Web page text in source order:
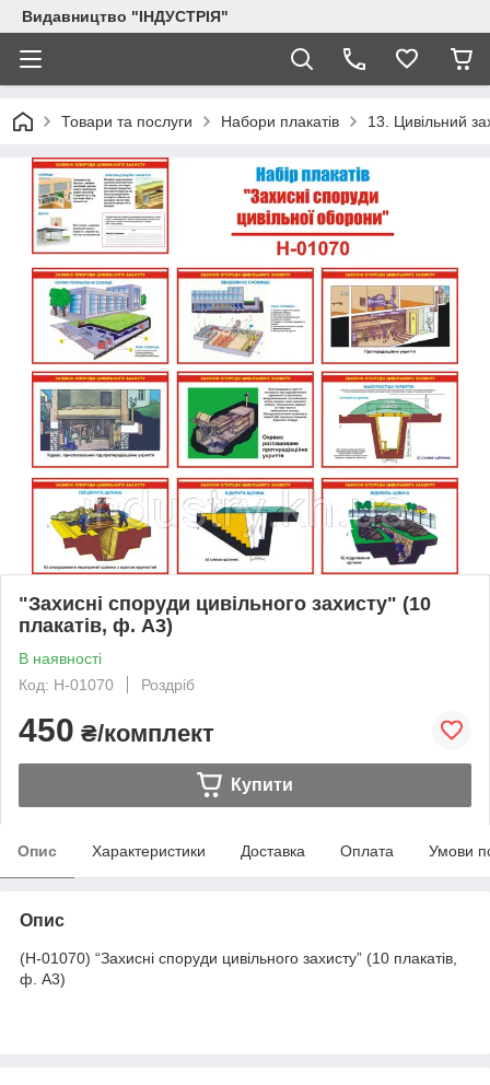
Видавництво "ІНДУСТРІЯ"
Товари та послуги Набори плакатів 13. Цивільний
"Захисні споруди цивільного захисту" (10
плакатів, ф. А3)
В наявності
Код: Н-01070
Роздріб
450 ₴/комплект
Купити
Опис Характеристики Доставка Оплата Умови
Опис
(Н-01070) “Захисні споруди цивільного захисту” (10 плакатів,
ф. А3)